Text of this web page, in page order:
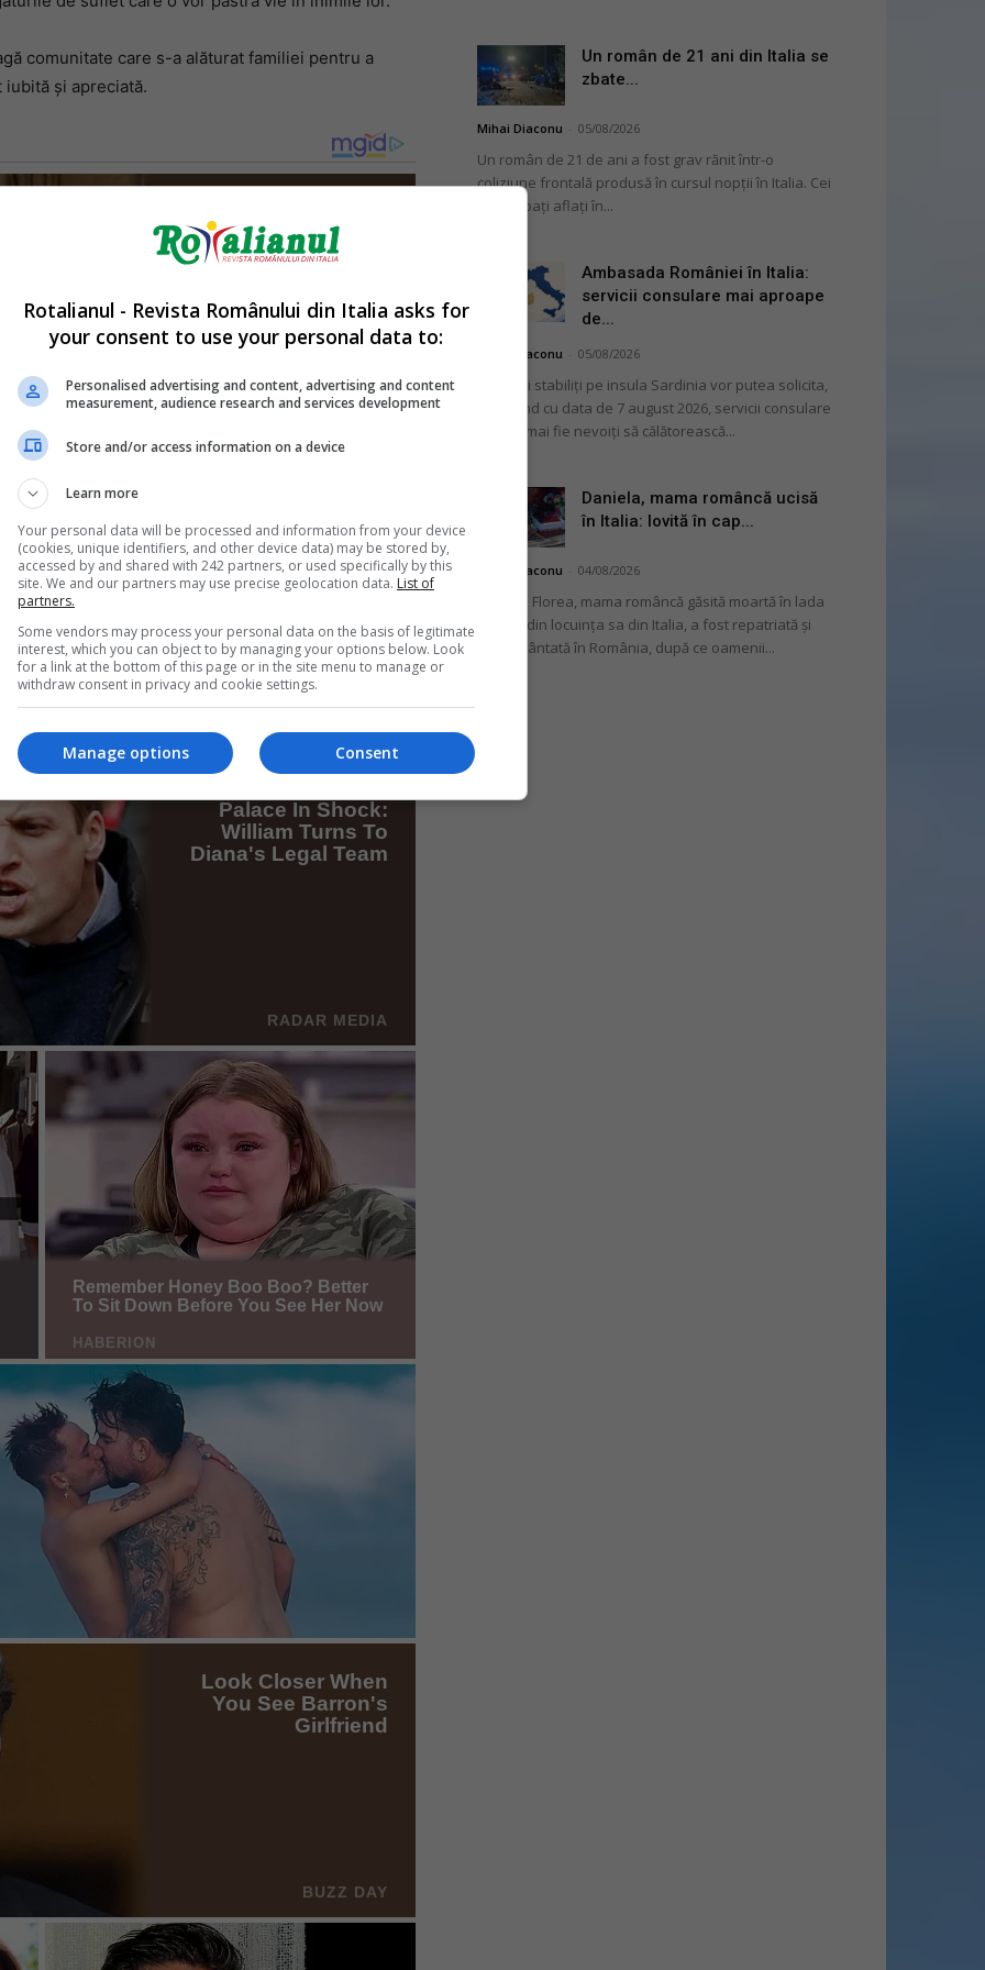
comunitate care s-a alăturat familiei pentru a
iubită și apreciată.
Un român de 21 ani din Italia se
zbate...
Mihai Diaconu 05/08/2026
Un român de 21 de ani a fost grav rănit într-o
coliziune frontală produsă în cursul nopții în Italia. Cei
doi bărbați aflați în...
Ambasada României în Italia:
servicii consulare mai aproape
de...
Mihai Diaconu 05/08/2026
Românii stabiliți pe insula Sardinia vor putea solicita,
începând cu data de 7 august 2026, servicii consulare
fără să mai fie nevoiți să călătorească...
Daniela, mama româncă ucisă
în Italia: lovită în cap...
Mihai Diaconu 04/08/2026
Daniela Florea, mama româncă găsită moartă în lada
patului din locuința sa din Italia, a fost repatriată și
înmormântată în România, după ce oamenii...
Rotalianul - Revista Românului din Italia asks for
your consent to use your personal data to:
Personalised advertising and content, advertising and content
measurement, audience research and services development
Store and/or access information on a device
Learn more
Your personal data will be processed and information from your device
(cookies, unique identifiers, and other device data) may be stored by,
accessed by and shared with 242 partners, or used specifically by this
site. We and our partners may use precise geolocation data. List of
partners.
Some vendors may process your personal data on the basis of legitimate
interest, which you can object to by managing your options below. Look
for a link at the bottom of this page or in the site menu to manage or
withdraw consent in privacy and cookie settings.
Consent
Manage options